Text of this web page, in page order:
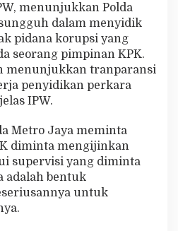
a
n
K
P
K
menunjukkan Polda
dalam menyidik
pidana korupsi yang
seorang pimpinan KPK.
menunjukkan tranparansi
penyidikan perkara
IPW.
Metro Jaya meminta
diminta mengijinkan
supervisi yang diminta
adalah bentuk
untuk